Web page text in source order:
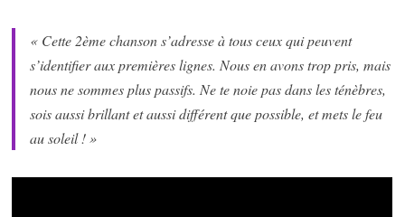
« Cette 2ème chanson s’adresse à tous ceux qui peuvent
s’identifier aux premières lignes. Nous en avons trop pris, mais
nous ne sommes plus passifs. Ne te noie pas dans les ténèbres,
sois aussi brillant et aussi différent que possible, et mets le feu
au soleil ! »